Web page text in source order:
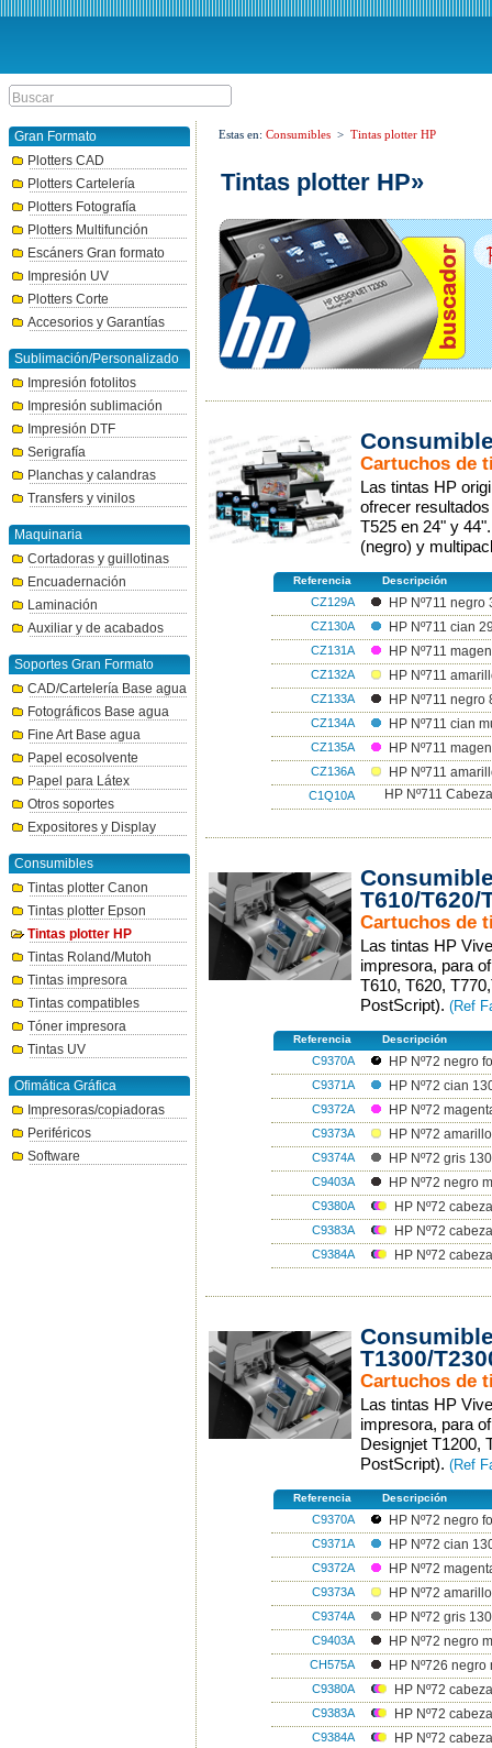
Gran Formato
Plotters CAD
Plotters Cartelería
Plotters Fotografía
Plotters Multifunción
Escáners Gran formato
Impresión UV
Plotters Corte
Accesorios y Garantías
Sublimación/Personalizado
Impresión fotolitos
Impresión sublimación
Impresión DTF
Serigrafía
Planchas y calandras
Transfers y vinilos
Maquinaria
Cortadoras y guillotinas
Encuadernación
Laminación
Auxiliar y de acabados
Soportes Gran Formato
CAD/Cartelería Base agua
Fotográficos Base agua
Fine Art Base agua
Papel ecosolvente
Papel para Látex
Otros soportes
Expositores y Display
Consumibles
Tintas plotter Canon
Tintas plotter Epson
Tintas plotter HP
Tintas Roland/Mutoh
Tintas impresora
Tintas compatibles
Tóner impresora
Tintas UV
Ofimática Gráfica
Impresoras/copiadoras
Periféricos
Software
Estas en: Consumibles > Tintas plotter HP
Tintas plotter HP»
Cartuchos de
Las tintas HP
ofrecer
T525 en 24" y
(negro) y
Referencia Descripción
CZ129A HP Nº711 negro
CZ130A HP Nº711 cian
CZ131A HP Nº711
CZ132A HP Nº711
CZ133A HP Nº711 negro
CZ134A HP Nº711 cian
CZ135A HP Nº711
CZ136A HP Nº711
C1Q10A HP Nº711
T610/T620/
Cartuchos de
Las tintas HP
impresora, para
T610, T620,
PostScript). (Ref
Referencia Descripción
C9370A HP Nº72 negro
C9371A HP Nº72 cian
C9372A HP Nº72
C9373A HP Nº72
C9374A HP Nº72 gris
C9403A HP Nº72 negro
C9380A HP Nº72
C9383A HP Nº72
C9384A HP Nº72
T1300/
Cartuchos de
Las tintas HP
impresora, para
Designjet T1200,
PostScript). (Ref
Referencia Descripción
C9370A HP Nº72 negro
C9371A HP Nº72 cian
C9372A HP Nº72
C9373A HP Nº72
C9374A HP Nº72 gris
C9403A HP Nº72 negro
CH575A HP Nº726 negro
C9380A HP Nº72
C9383A HP Nº72
C9384A HP Nº72